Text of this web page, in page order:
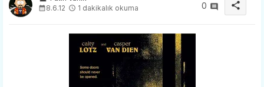
8.6.12
1 dakikalık okuma 0 share